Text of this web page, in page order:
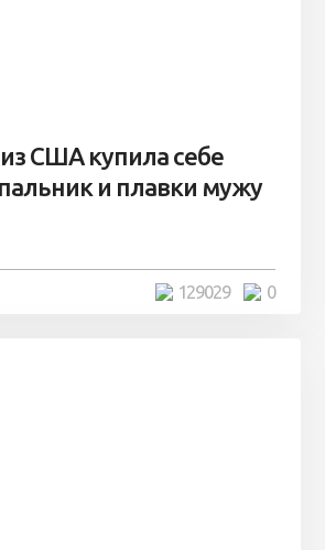
США купила себе
и плавки мужу
0
129029